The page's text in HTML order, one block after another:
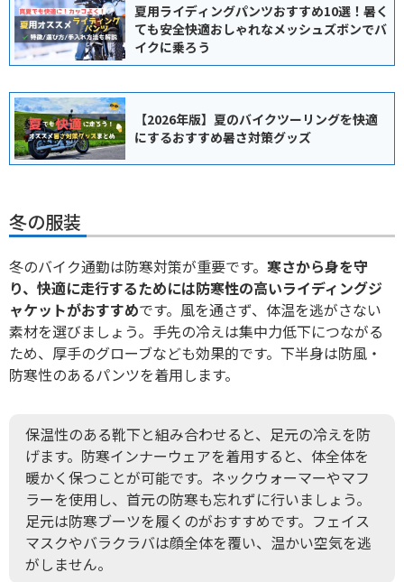
夏用ライディングパンツおすすめ10選！暑く
ても安全快適おしゃれなメッシュズボンでバ
イクに乗ろう
【2026年版】夏のバイクツーリングを快適
にするおすすめ暑さ対策グッズ
冬の服装
冬のバイク通勤は防寒対策が重要です。 寒さから身を守
り、快適に走行するためには防寒性の高いライディングジ
ャケットがおすすめです。風を通さず、体温を逃がさない
素材を選びましょう。手先の冷えは集中力低下につながる
ため、厚手のグローブなども効果的です。下半身は防風・
防寒性のあるパンツを着用します。
保温性のある靴下と組み合わせると、足元の冷えを防
げます。防寒インナーウェアを着用すると、体全体を
暖かく保つことが可能です。ネックウォーマーやマフ
ラーを使用し、首元の防寒も忘れずに行いましょう。
足元は防寒ブーツを履くのがおすすめです。フェイス
マスクやバラクラバは顔全体を覆い、温かい空気を逃
がしません。